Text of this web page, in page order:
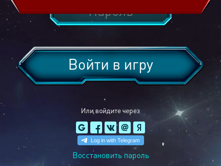
Или войдите через
Войти в игру
Восстановить пароль